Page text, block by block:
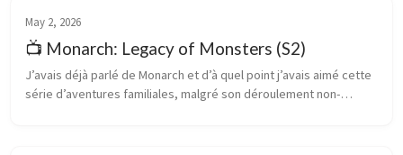
May 2, 2026
📺 Monarch: Legacy of Monsters (S2)
J’avais déjà parlé de Monarch et d’à quel point j’avais aimé cette
série d’aventures familiales, malgré son déroulement non-